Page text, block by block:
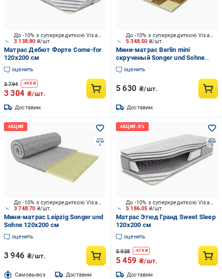
3 138.80 ₴/шт.
До -10% з суперкредиткою Visa Вигода
Матрас Дебют Форте Come-for
120x200 см
оценить
3 794 -490₴
3 304 ₴/шт.
Доставим
5 348.50 ₴/шт.
До -10% з суперкредиткою Visa Вигода
Мини-матрас Berlin mini
скрученый Songer und Sohne
120x200 см
оценить
5 630 ₴/шт.
Доставим
3 748.70 ₴/шт.
До -10% з суперкредиткою Visa Вигода
Мини-матрас Leipzig Songer und
Sohne 120x200 см
оценить
3 946 ₴/шт.
Cамовывоз Доставим
5 186.05 ₴/шт.
До -10% з суперкредиткою Visa Вигода
Матрас Этюд Гранд Sweet Sleep
120x200 см
оценить
5 938 -479₴
5 459 ₴/шт.
Доставим